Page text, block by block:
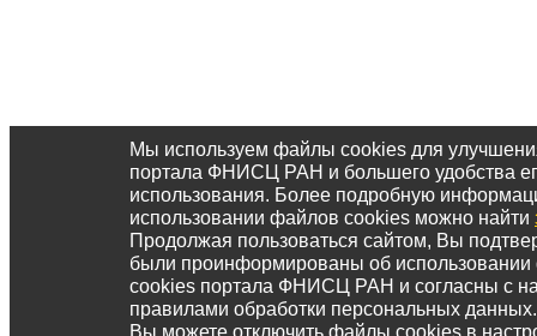
Мы используем файлы cookies для
портала ФНИСЦ РАН и большего удобства
использования. Более подробную
использовании файлов cookies можно найти
Продолжая пользоваться сайтом, Вы
были проинформированы об
cookies портала ФНИСЦ РАН и согласны с
правилами обработки персональных данных.
Вы можете отключить файлы cookies в